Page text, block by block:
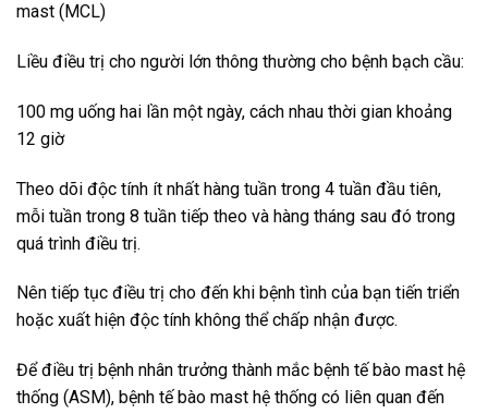
mast (MCL)
Liều điều trị cho người lớn thông thường cho bệnh bạch cầu:
100 mg uống hai lần một ngày, cách nhau thời gian khoảng
12 giờ
Theo dõi độc tính ít nhất hàng tuần trong 4 tuần đầu tiên,
mỗi tuần trong 8 tuần tiếp theo và hàng tháng sau đó trong
quá trình điều trị.
Nên tiếp tục điều trị cho đến khi bệnh tình của bạn tiến triển
hoặc xuất hiện độc tính không thể chấp nhận được.
Để điều trị bệnh nhân trưởng thành mắc bệnh tế bào mast hệ
thống (ASM), bệnh tế bào mast hệ thống có liên quan đến